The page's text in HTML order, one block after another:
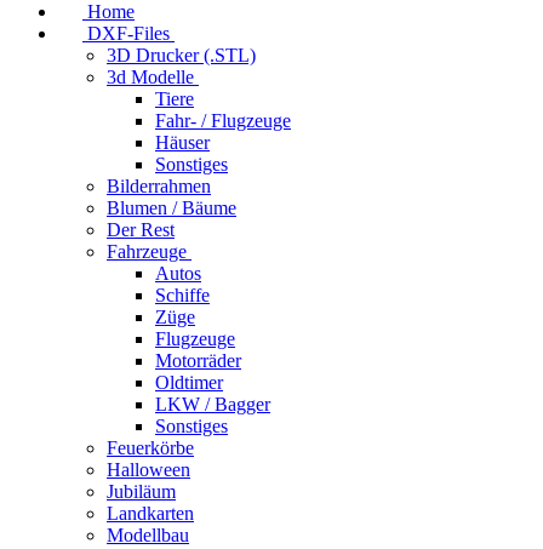
Home
DXF-Files
3D Drucker (.STL)
3d Modelle
Tiere
Fahr- / Flugzeuge
Häuser
Sonstiges
Bilderrahmen
Blumen / Bäume
Der Rest
Fahrzeuge
Autos
Schiffe
Züge
Flugzeuge
Motorräder
Oldtimer
LKW / Bagger
Sonstiges
Feuerkörbe
Halloween
Jubiläum
Landkarten
Modellbau